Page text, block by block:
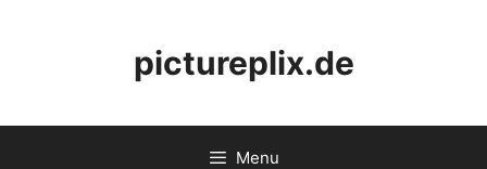
pictureplix.de
Menu